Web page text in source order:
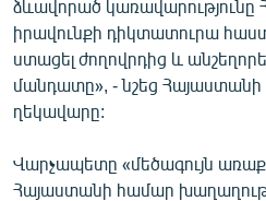
ձևավորած կառավարությունը
իրավունքի դիկտատուրա
ստացել ժողովրդից և
մանդատը», - նշեց
ղեկավարը:
Վարչապետը «մեծագույն
Հայաստանի համար